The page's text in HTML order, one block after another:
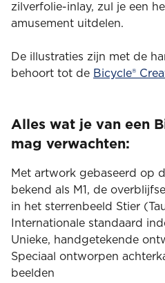
zilverfolie-inlay, zul je een
amusement uitdelen.
De illustraties zijn met de
behoort tot de Bicycle®
Alles wat je van een
mag verwachten:
Met artwork gebaseerd op
bekend als M1, de
in het sterrenbeeld Stier
Internationale standaard
Unieke, handgetekende
Speciaal ontworpen
beelden